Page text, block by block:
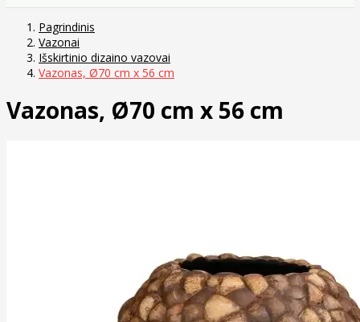
Pagrindinis
Vazonai
Išskirtinio dizaino vazovai
Vazonas, Ø70 cm x 56 cm
Vazonas, Ø70 cm x 56 cm